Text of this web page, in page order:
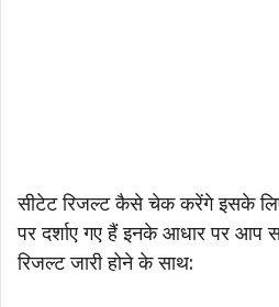
सीटेट रिजल्ट कैसे चेक करेंगे इसके
पर दर्शाए गए हैं इनके आधार पर
रिजल्ट जारी होने के साथ: